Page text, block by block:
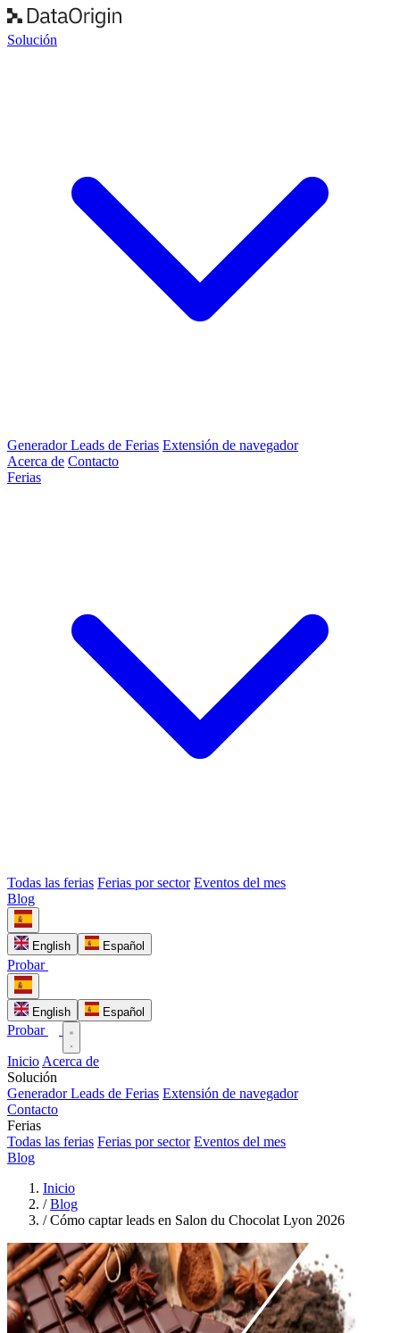
Solución
Generador Leads de Ferias Extensión de navegador
Acerca de Contacto
Ferias
Todas las ferias Ferias por sector Eventos del mes
Blog
English Español
Probar
English Español
Probar
Inicio Acerca de
Solución
Generador Leads de Ferias Extensión de navegador
Contacto
Ferias
Todas las ferias Ferias por sector Eventos del mes
Blog
Inicio
/ Blog
/ Cómo captar leads en Salon du Chocolat Lyon 2026